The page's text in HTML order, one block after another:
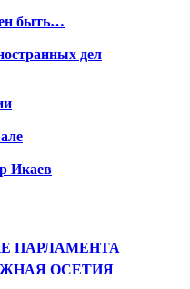
быть…
дел
Икаев
ПАРЛАМЕНТА
ОСЕТИЯ